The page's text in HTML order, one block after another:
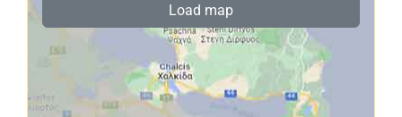
Load map